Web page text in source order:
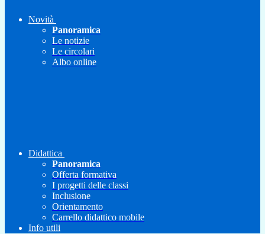
Novità
Panoramica
Le notizie
Le circolari
Albo online
Didattica
Panoramica
Offerta formativa
I progetti delle classi
Inclusione
Orientamento
Carrello didattico mobile
Info utili